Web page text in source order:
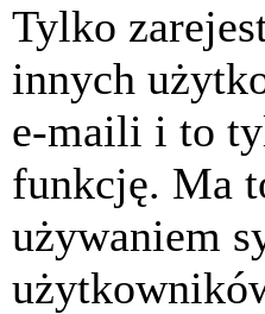
Tylko
innych
e-maili i to
funkcję. Ma
używaniem